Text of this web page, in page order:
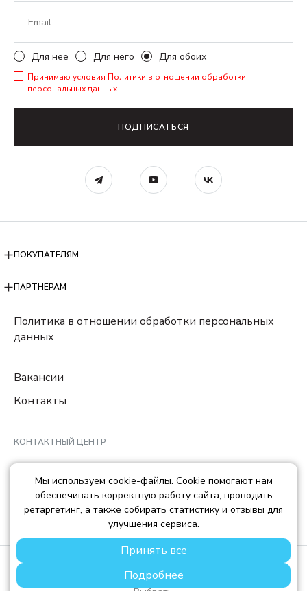
Для нее Для него Для обоих
Принимаю условия Политики в отношении обработки
персональных данных
ПОДПИСАТЬСЯ
ПОКУПАТЕЛЯМ
ПАРТНЕРАМ
Политика в отношении обработки персональных
данных
Вакансии
Контакты
КОНТАКТНЫЙ ЦЕНТР
8 (800) 222-78-29
Ежедневно с 10:00 до 22:00 МCK
info@trendisland.ru
© TREND ISLAND
ООО «ТРЕНД АЙЛЕНД», ОГРН: 1217700568667, ИНН:
Мы используем cookie-файлы. Cookie помогают нам
обеспечивать корректную работу сайта, проводить
ретаргетинг, а также собирать статистику и отзывы для
улучшения сервиса.
Принять все
Подробнее